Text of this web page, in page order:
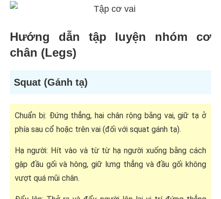
Hướng dẫn tập luyện nhóm cơ
chân (Legs)
Squat (Gánh tạ)
Chuẩn bị: Đứng thẳng, hai chân rộng bằng vai, giữ tạ ở
phía sau cổ hoặc trên vai (đối với squat gánh tạ).
Hạ người: Hít vào và từ từ hạ người xuống bằng cách
gập đầu gối và hông, giữ lưng thẳng và đầu gối không
vượt quá mũi chân.